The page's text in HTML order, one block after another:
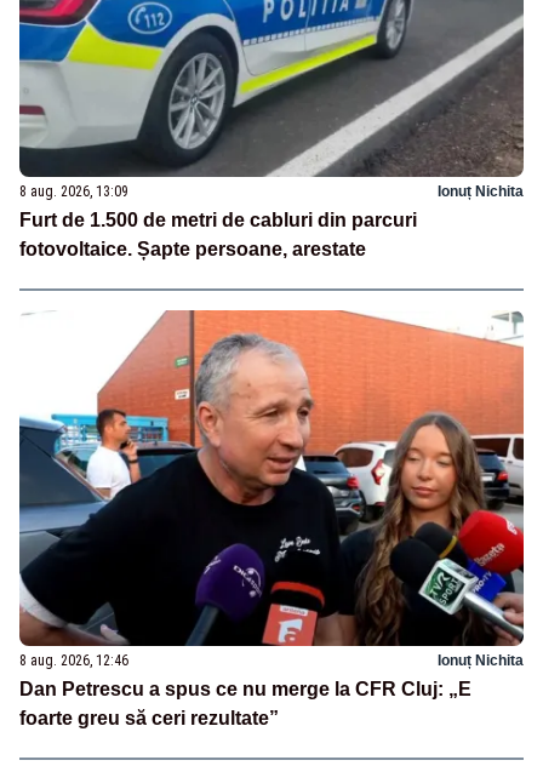
8 aug. 2026, 13:09 Ionuț Nichita
Furt de 1.500 de metri de cabluri din parcuri
fotovoltaice. Șapte persoane, arestate
8 aug. 2026, 12:46 Ionuț Nichita
Dan Petrescu a spus ce nu merge la CFR Cluj: „E
foarte greu să ceri rezultate”